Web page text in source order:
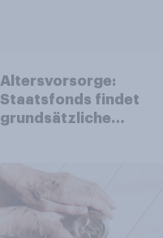
Altersvorsorge:
Staatsfonds findet
grundsätzliche
entscheiden über die
Akzeptanz